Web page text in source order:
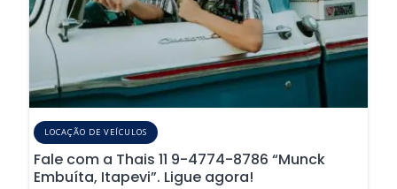
LOCAÇÃO DE VEÍCULOS
Fale com a Thais 11 9-4774-8786 “Munck
Embuíta, Itapevi”. Ligue agora!